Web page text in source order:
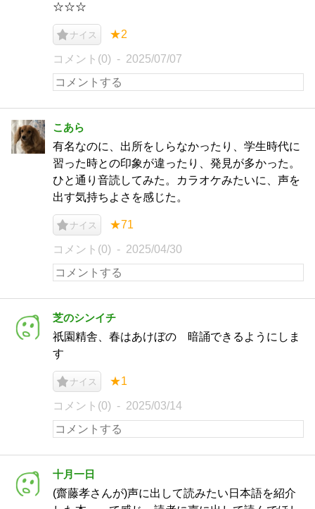
☆☆☆
ナイス ★2
コメント(0) 2025/07/07
こあら
有名なのに、出所をしらなかったり、学生時代に
習った時との印象が違ったり、発見が多かった。
ひと通り音読してみた。カラオケみたいに、声を
出す気持ちよさを感じた。
ナイス ★71
コメント(0) 2025/04/30
芝のシンイチ
祇園精舎、春はあけぼの 暗誦できるようにしま
す
ナイス ★1
コメント(0) 2025/03/14
十月一日
(齋藤孝さんが)声に出して読みたい日本語を紹介